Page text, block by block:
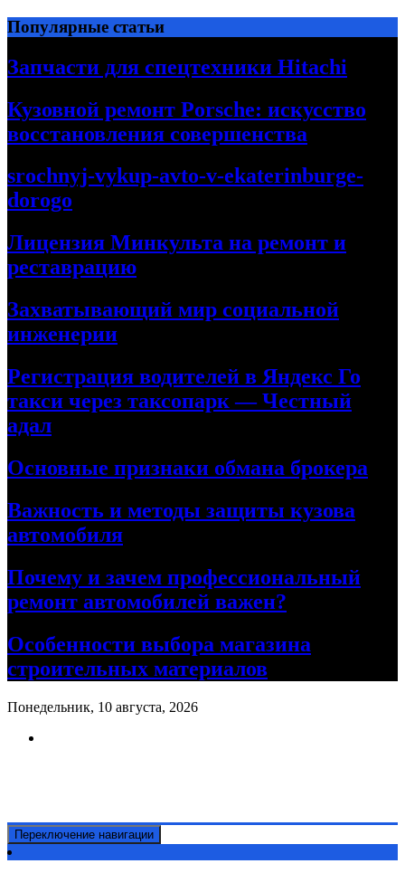
Перейти
к
содержимому
Популярные статьи
Запчасти для спецтехники Hitachi
Кузовной ремонт Porsche: искусство
восстановления совершенства
srochnyj-vykup-avto-v-ekaterinburge-
dorogo
Лицензия Минкульта на ремонт и
реставрацию
Захватывающий мир социальной
инженерии
Регистрация водителей в Яндекс Го
такси через таксопарк — Честный
адал
Основные признаки обмана брокера
Важность и методы защиты кузова
автомобиля
Почему и зачем профессиональный
ремонт автомобилей важен?
Особенности выбора магазина
строительных материалов
Понедельник, 10 августа, 2026
Переключение навигации